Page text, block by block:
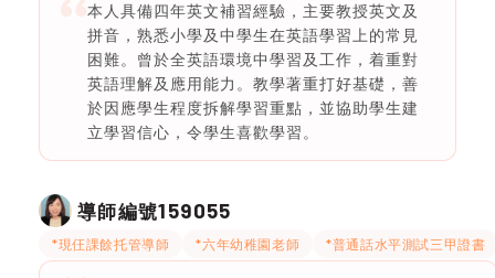
本人具備四年英文補習經驗，主要教授英文及
拼音，熟悉小學及中學生在英語學習上的常見
困難。曾於全英語環境中學習及工作，着重對
英語理解及應用能力。教學著重打好基礎，善
於因應學生程度拆解學習重點，並協助學生建
立學習信心，令學生喜歡學習。
導師編號159055
*現仼課餘托管導師 *六年幼稚園老師 *普通話水平測試三甲證書